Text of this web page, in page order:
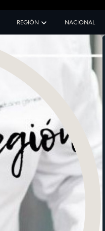
REGIÓN NACIONAL